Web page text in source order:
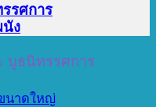
นาดใหญ่
รศการ
นัง
บูธนิทรรศการ